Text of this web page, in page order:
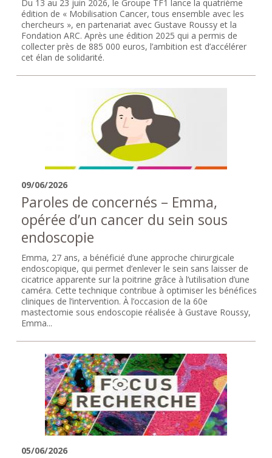
Du 13 au 23 juin 2026, le Groupe TF1 lance la quatrième
édition de « Mobilisation Cancer, tous ensemble avec les
chercheurs », en partenariat avec Gustave Roussy et la
Fondation ARC. Après une édition 2025 qui a permis de
collecter près de 885 000 euros, l’ambition est d’accélérer
cet élan de solidarité.
09/06/2026
Paroles de concernés – Emma,
opérée d’un cancer du sein sous
endoscopie
Emma, 27 ans, a bénéficié d’une approche chirurgicale
endoscopique, qui permet d’enlever le sein sans laisser de
cicatrice apparente sur la poitrine grâce à l’utilisation d’une
caméra. Cette technique contribue à optimiser les bénéfices
cliniques de l’intervention. À l’occasion de la 60e
mastectomie sous endoscopie réalisée à Gustave Roussy,
Emma...
05/06/2026